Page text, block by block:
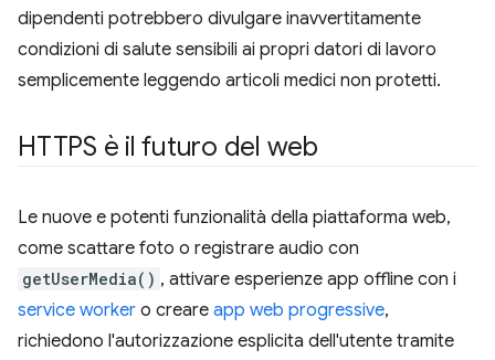
dipendenti potrebbero divulgare inavvertitamente
condizioni di salute sensibili ai propri datori di lavoro
semplicemente leggendo articoli medici non protetti.
HTTPS è il futuro del web
Le nuove e potenti funzionalità della piattaforma web,
come scattare foto o registrare audio con
getUserMedia() , attivare esperienze app offline con i
service worker o creare app web progressive,
richiedono l'autorizzazione esplicita dell'utente tramite